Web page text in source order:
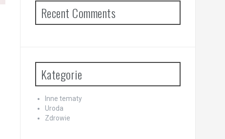
Recent Comments
Kategorie
Inne tematy
Uroda
Zdrowie